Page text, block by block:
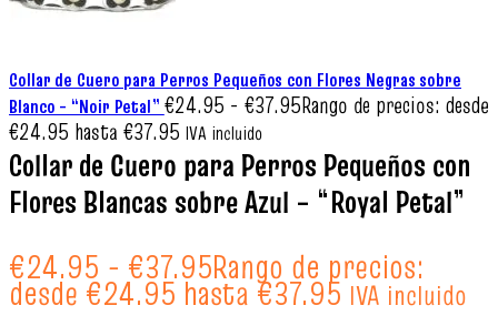
Collar de Cuero para Perros Pequeños con Flores Negras sobre
Blanco – “Noir Petal” €24.95 - €37.95Rango de precios: desde
€24.95 hasta €37.95 IVA incluido
Collar de Cuero para Perros Pequeños con
Flores Blancas sobre Azul – “Royal Petal”
€24.95 - €37.95Rango de precios:
desde €24.95 hasta €37.95 IVA incluido